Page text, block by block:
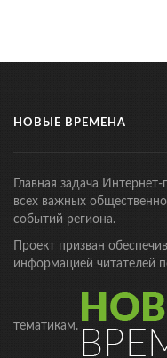
НОВЫЕ ВРЕМЕНА
Главная задача
всех важных
событий региона.
Проект призван
информацией читателей
тематикам.